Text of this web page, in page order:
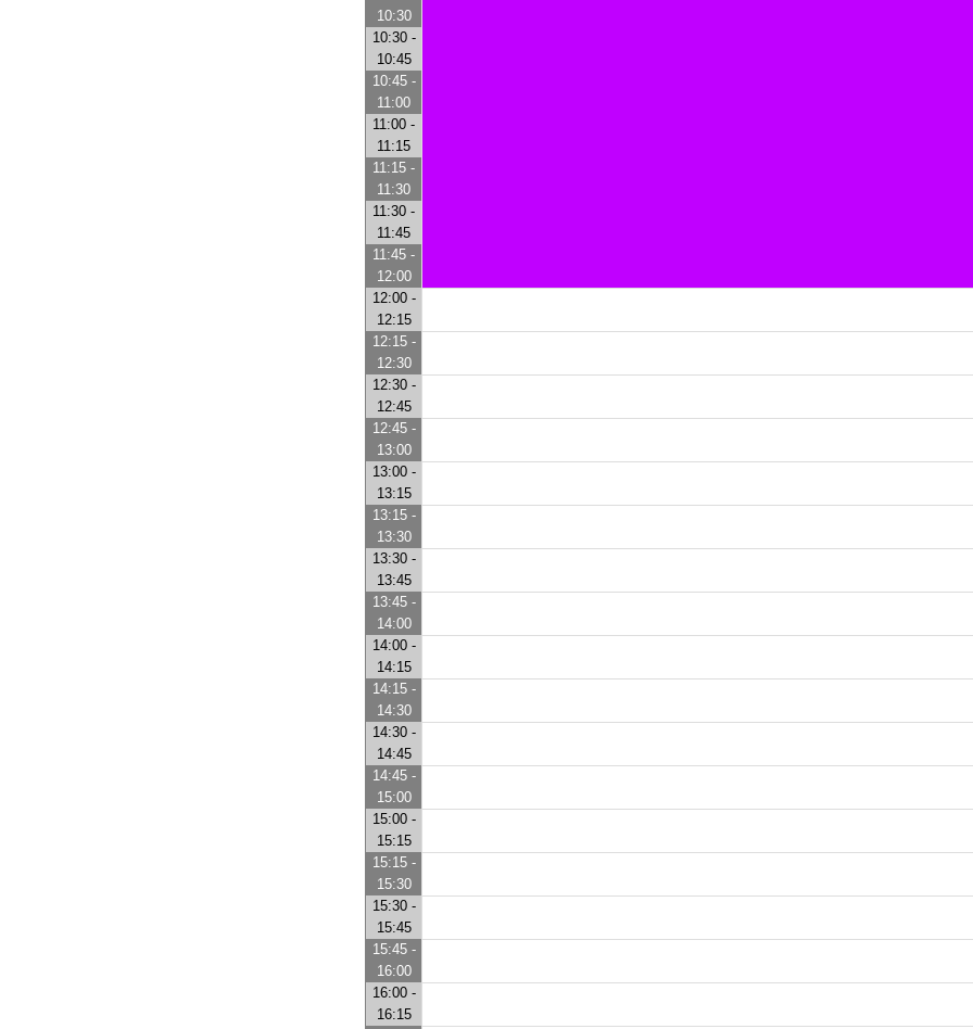
10:30
10:30 -
10:45
10:45 -
11:00
11:00 -
11:15
11:15 -
11:30
11:30 -
11:45
11:45 -
12:00
12:00 -
12:15
12:15 -
12:30
12:30 -
12:45
12:45 -
13:00
13:00 -
13:15
13:15 -
13:30
13:30 -
13:45
13:45 -
14:00
14:00 -
14:15
14:15 -
14:30
14:30 -
14:45
14:45 -
15:00
15:00 -
15:15
15:15 -
15:30
15:30 -
15:45
15:45 -
16:00
16:00 -
16:15